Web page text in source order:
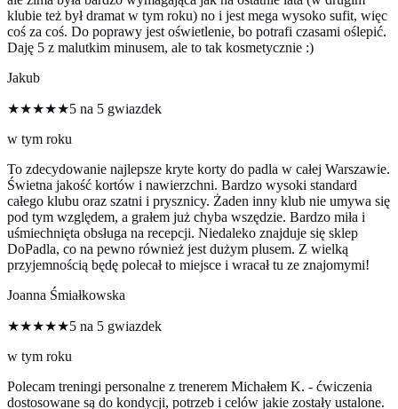
klubie też był dramat w tym roku) no i jest mega wysoko sufit, więc
coś za coś. Do poprawy jest oświetlenie, bo potrafi czasami oślepić.
Daję 5 z malutkim minusem, ale to tak kosmetycznie :)
Jakub
★★★★★5 na 5 gwiazdek
w tym roku
To zdecydowanie najlepsze kryte korty do padla w całej Warszawie.
Świetna jakość kortów i nawierzchni. Bardzo wysoki standard
całego klubu oraz szatni i prysznicy. Żaden inny klub nie umywa się
pod tym względem, a grałem już chyba wszędzie. Bardzo miła i
uśmiechnięta obsługa na recepcji. Niedaleko znajduje się sklep
DoPadla, co na pewno również jest dużym plusem. Z wielką
przyjemnością będę polecał to miejsce i wracał tu ze znajomymi!
Joanna Śmiałkowska
★★★★★5 na 5 gwiazdek
w tym roku
Polecam treningi personalne z trenerem Michałem K. - ćwiczenia
dostosowane są do kondycji, potrzeb i celów jakie zostały ustalone.